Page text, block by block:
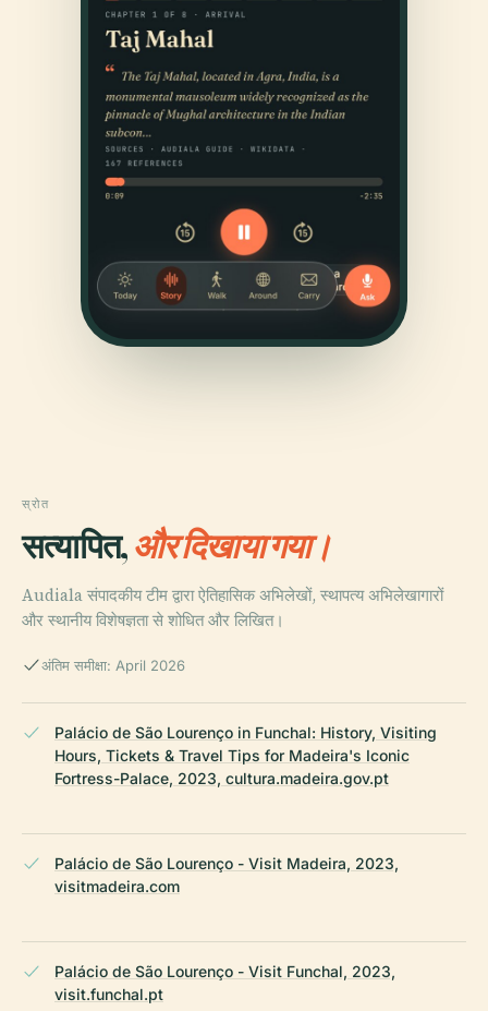
स्रोत
सत्यापित,और दिखाया गया।
Audiala संपादकीय टीम द्वारा ऐतिहासिक अभिलेखों, स्थापत्य अभिलेखागारों
और स्थानीय विशेषज्ञता से शोधित और लिखित।
अंतिम समीक्षा: April 2026
Palácio de São Lourenço in Funchal: History, Visiting
Hours, Tickets & Travel Tips for Madeira's Iconic
Fortress-Palace, 2023, cultura.madeira.gov.pt
Palácio de São Lourenço - Visit Madeira, 2023,
visitmadeira.com
Palácio de São Lourenço - Visit Funchal, 2023,
visit.funchal.pt